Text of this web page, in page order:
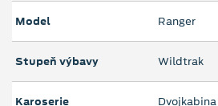
Model Ranger
Stupeň výbavy Wildtrak
Karoserie Dvojkabina